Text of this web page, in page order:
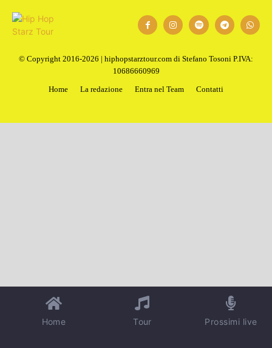
© Copyright 2016-2026 | hiphopstarztour.com di Stefano Tosoni P.IVA:
10686660969
Home
La redazione Entra nel Team Contatti
Home Tour Prossimi live